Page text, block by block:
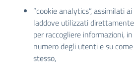
“cookie analytics”, assimilati
laddove utilizzati
per raccogliere informazioni,
numero degli utenti e su
stesso,